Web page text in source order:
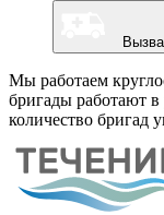
Мы работаем
бригады работают
количество бригад